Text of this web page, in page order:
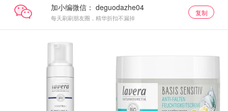
加小编微信：
每天刷刷朋友圈，精华折扣不漏掉
复制